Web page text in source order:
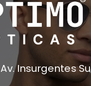
Av. Insurgentes